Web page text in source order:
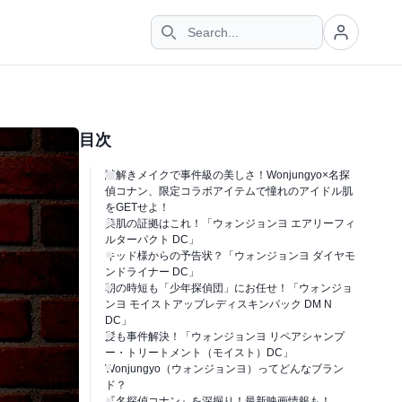
目次
謎解きメイクで事件級の美しさ！Wonjungyo×名探
偵コナン、限定コラボアイテムで憧れのアイドル肌
をGETせよ！
美肌の証拠はこれ！「ウォンジョンヨ エアリーフィ
ルターパクト DC」
キッド様からの予告状？「ウォンジョンヨ ダイヤモ
ンドライナー DC」
朝の時短も「少年探偵団」にお任せ！「ウォンジョ
ンヨ モイストアップレディスキンパック DM N
DC」
髪も事件解決！「ウォンジョンヨ リペアシャンプ
ー・トリートメント（モイスト）DC」
Wonjungyo（ウォンジョンヨ）ってどんなブラン
ド？